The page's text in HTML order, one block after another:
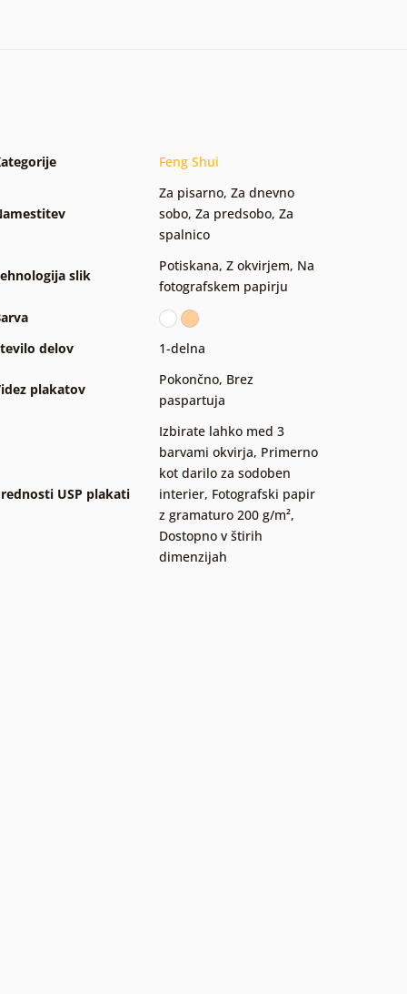
Feng Shui
Za pisarno, Za dnevno
sobo, Za predsobo, Za
spalnico
slik
Potiskana, Z okvirjem, Na
fotografskem papirju
delov
1-delna
plakatov
Pokončno, Brez
paspartuja
USP plakati
Izbirate lahko med 3
barvami okvirja, Primerno
kot darilo za sodoben
interier, Fotografski papir
z gramaturo 200 g/m²,
Dostopno v štirih
dimenzijah